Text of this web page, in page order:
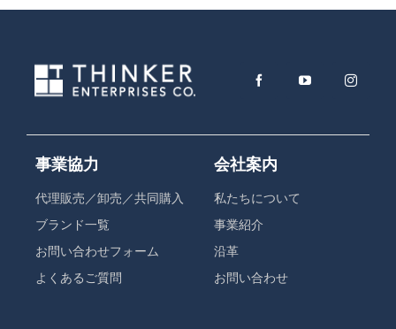
事業協力
代理販売／卸売／共同購入
ブランド一覧
お問い合わせフォーム
よくあるご質問
会社案内
私たちについて
事業紹介
沿革
お問い合わせ